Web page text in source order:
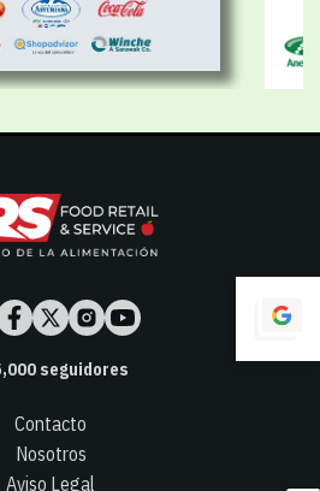
seguidores
Contacto
Nosotros
Aviso Legal